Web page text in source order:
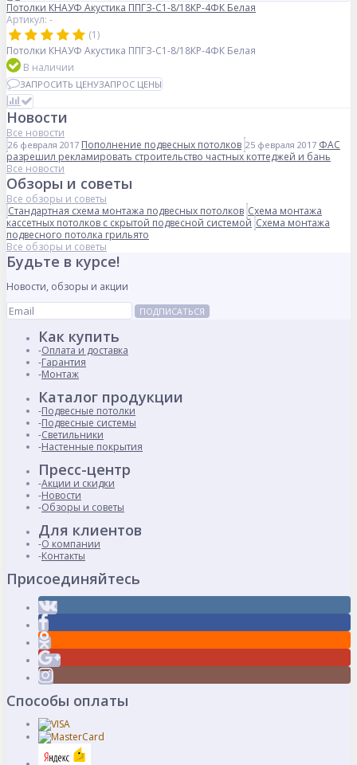
Потолки КНАУФ Акустика ППГЗ-С1-8/18КР-4ФК Белая
Артикул: -
(1)
Потолки КНАУФ Акустика ППГЗ-С1-8/18КР-4ФК Белая
В наличии
ЗАПРОСИТЬ ЦЕНУЗАПРОС ЦЕНЫ
Новости
Все новости
26 февраля 2017 Пополнение подвесных потолков 25 февраля 2017 ФАС
разрешил рекламировать строительство частных коттеджей и бань
Все новости
Обзоры и советы
Все обзоры и советы
Стандартная схема монтажа подвесных потолков Схема монтажа
кассетных потолков с скрытой подвесной системой Схема монтажа
подвесного потолка грильято
Все обзоры и советы
Будьте в курсе!
Новости, обзоры и акции
ПОДПИСАТЬСЯ
Как купить
Оплата и доставка
Гарантия
Монтаж
Каталог продукции
Подвесные потолки
Подвесные системы
Светильники
Настенные покрытия
Пресс-центр
Акции и скидки
Новости
Обзоры и советы
Для клиентов
О компании
Контакты
Присоединяйтесь
Способы оплаты